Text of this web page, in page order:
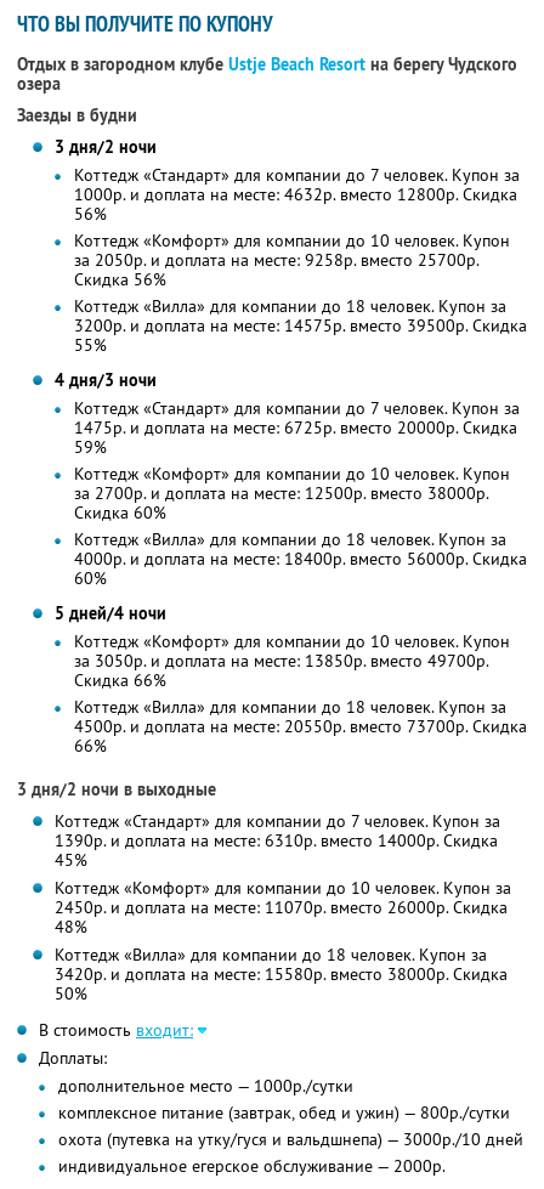
ЧТО ВЫ ПОЛУЧИТЕ ПО КУПОНУ
Отдых в загородном клубе Ustje Beach Resort на берегу Чудского
озера
Заезды в будни
3 дня/2 ночи
Коттедж «Стандарт» для компании до 7 человек. Купон за
1000р. и доплата на месте: 4632р. вместо 12800р. Скидка
56%
Коттедж «Комфорт» для компании до 10 человек. Купон
за 2050р. и доплата на месте: 9258р. вместо 25700р.
Скидка 56%
Коттедж «Вилла» для компании до 18 человек. Купон за
3200р. и доплата на месте: 14575р. вместо 39500р. Скидка
55%
4 дня/3 ночи
Коттедж «Стандарт» для компании до 7 человек. Купон за
1475р. и доплата на месте: 6725р. вместо 20000р. Скидка
59%
Коттедж «Комфорт» для компании до 10 человек. Купон
за 2700р. и доплата на месте: 12500р. вместо 38000р.
Скидка 60%
Коттедж «Вилла» для компании до 18 человек. Купон за
4000р. и доплата на месте: 18400р. вместо 56000р. Скидка
60%
5 дней/4 ночи
Коттедж «Комфорт» для компании до 10 человек. Купон
за 3050р. и доплата на месте: 13850р. вместо 49700р.
Скидка 66%
Коттедж «Вилла» для компании до 18 человек. Купон за
4500р. и доплата на месте: 20550р. вместо 73700р. Скидка
66%
3 дня/2 ночи в выходные
Коттедж «Стандарт» для компании до 7 человек. Купон за
1390р. и доплата на месте: 6310р. вместо 14000р. Скидка
45%
Коттедж «Комфорт» для компании до 10 человек. Купон за
2450р. и доплата на месте: 11070р. вместо 26000р. Скидка
48%
Коттедж «Вилла» для компании до 18 человек. Купон за
3420р. и доплата на месте: 15580р. вместо 38000р. Скидка
50%
В стоимость входит:
Доплаты:
дополнительное место — 1000р./сутки
комплексное питание (завтрак, обед и ужин) — 800р./сутки
охота (путевка на утку/гуся и вальдшнепа) — 3000р./10 дней
индивидуальное егерское обслуживание — 2000р.